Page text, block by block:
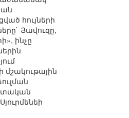
հույների
Յավուզը,
ինչը
մշակութային